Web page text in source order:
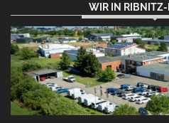
WIR IN RIBNITZ-